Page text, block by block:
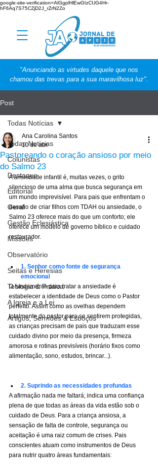
google-site-verification=AlGgplHlEwGIzCUG4Hr-
hF6Aq7S75CZjD2J_rZrN2Zo
"Anunciando as virtudes daquele que nos
chamou das trevas para a sua maravilhosa luz".
Post
Todas Notícias
Colunistas
Destaque
Editorial
Geral
Gestão Eclesiástica
Missões
Observatório
Seitas e Heresias
Teologia & Prática
A Igreja e a Lei
Artigos, Sermões & Esboços
Todas Notícias
Pastoreando o coração ansioso por meio
do Salmo 23
Ana Carolina Santos
10 de abr.
A ansiedade infantil é, muitas vezes, o grito
silencioso de uma alma que busca segurança em
um mundo imprevisível. Para pais que enfrentam o
desafio de criar filhos com TDAH ou ansiedade, o
Salmo 23 oferece mais do que um conforto; ele
oferece um modelo de governo bíblico e cuidado
restaurador.
1. Senhor como fonte de segurança
emocional
O fundamento para tratar a ansiedade é
estabelecer a identidade de Deus como o Pastor
perfeito. Assim como as ovelhas dependem
totalmente do pastor para se sentirem protegidas,
as crianças precisam de pais que traduzam esse
cuidado divino por meio da presença, firmeza
amorosa e rotinas previsíveis (horário fixos como
alimentação, sono, estudos, brincar...).
2. Suprindo as necessidades profundas
A afirmação nada me faltará; indica uma confiança
plena de que todas as áreas da vida estão sob o
cuidado de Deus. Para a criança ansiosa, a
sensação de falta de controle, segurança ou
aceitação é uma raiz comum de crises. Pais
conscientes atuam como instrumentos de Deus
para nutrir quatro áreas fundamentais: